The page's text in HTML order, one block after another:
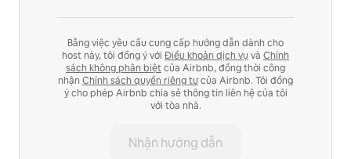
Bằng việc yêu cầu cung cấp hướng dẫn dành cho
host này, tôi đồng ý với Điều khoản dịch vụ và Chính
sách không phân biệtcủa Airbnb, đồng thời công
nhận Chính sách quyền riêng tưcủa Airbnb. Tôi đồng
ý cho phép Airbnb chia sẻ thông tin liên hệ của tôi
với tòa nhà.
Nhận hướng dẫn